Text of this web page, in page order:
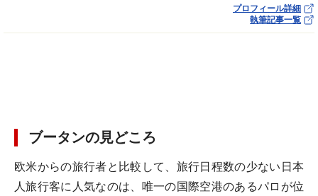
プロフィール詳細
執筆記事一覧
ブータンの見どころ
欧米からの旅行者と比較して、旅行日程数の少ない日本
人旅行客に人気なのは、唯一の国際空港のあるパロが位